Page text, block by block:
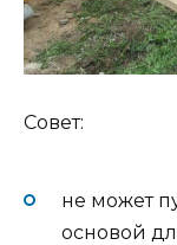
Совет:
не может
основой